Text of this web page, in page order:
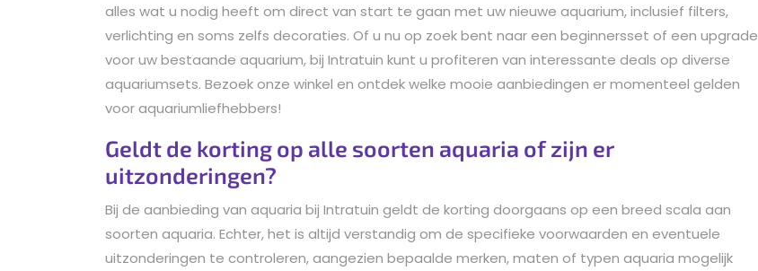
alles wat u nodig heeft om direct van start te gaan met uw nieuwe aquarium, inclusief filters,
verlichting en soms zelfs decoraties. Of u nu op zoek bent naar een beginnersset of een upgrade
voor uw bestaande aquarium, bij Intratuin kunt u profiteren van interessante deals op diverse
aquariumsets. Bezoek onze winkel en ontdek welke mooie aanbiedingen er momenteel gelden
voor aquariumliefhebbers!
Geldt de korting op alle soorten aquaria of zijn er
uitzonderingen?
Bij de aanbieding van aquaria bij Intratuin geldt de korting doorgaans op een breed scala aan
soorten aquaria. Echter, het is altijd verstandig om de specifieke voorwaarden en eventuele
uitzonderingen te controleren, aangezien bepaalde merken, maten of typen aquaria mogelijk